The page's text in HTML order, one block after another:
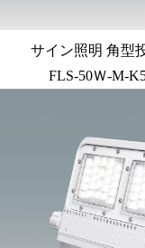
サイン照明 角型
FLS-50Ｗ-M-